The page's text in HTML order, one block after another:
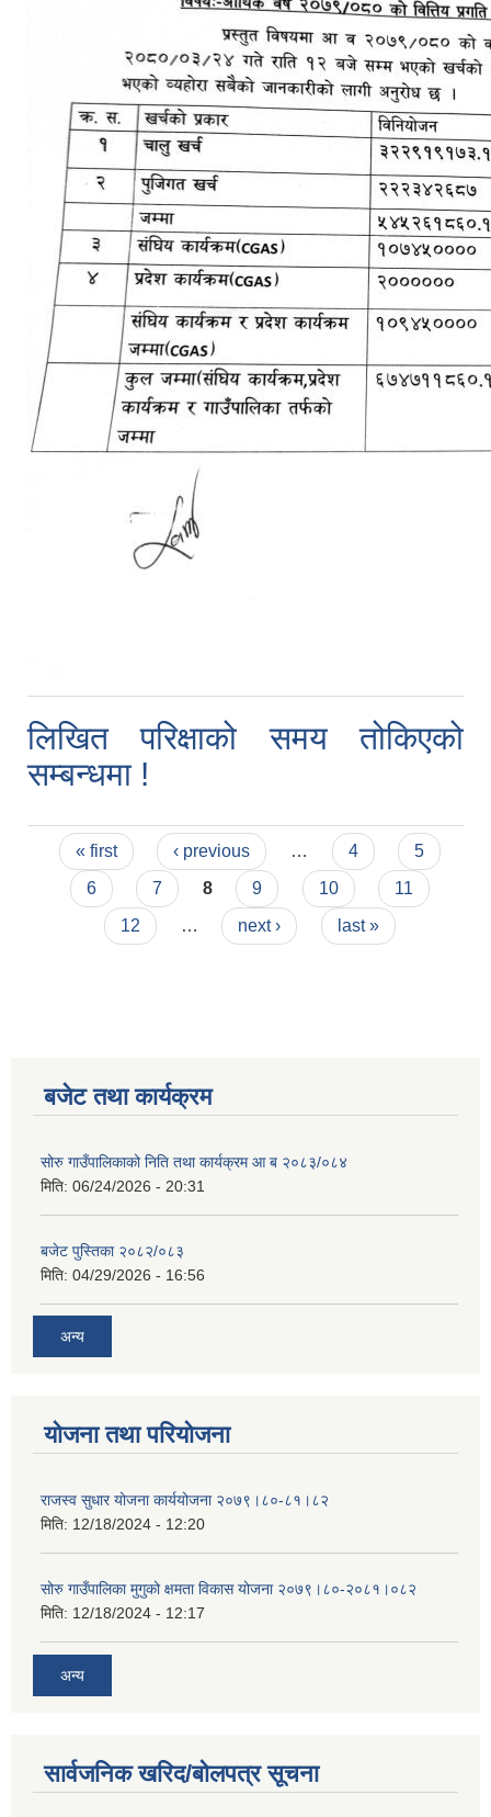
लिखित परिक्षाको समय तोकिएको
सम्बन्धमा !
Pages
« first ‹ previous … 4
5
6
7 8 9 10
11
12
… next › last »
बजेट तथा कार्यक्रम
सोरु गाउँपालिकाको निति तथा कार्यक्रम आ ब २०८३/०८४
मिति: 06/24/2026 - 20:31
बजेट पुस्तिका २०८२/०८३
मिति: 04/29/2026 - 16:56
अन्य
योजना तथा परियोजना
राजस्व सुधार योजना कार्ययोजना २०७९।८०-८१।८२
मिति: 12/18/2024 - 12:20
सोरु गाउँपालिका मुगुको क्षमता विकास योजना २०७९।८०-२०८१।०८२
मिति: 12/18/2024 - 12:17
अन्य
सार्वजनिक खरिद/बोलपत्र सूचना